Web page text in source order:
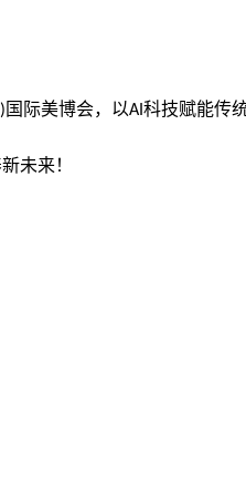
) 国际美博会，以AI 科技赋能传
未来！